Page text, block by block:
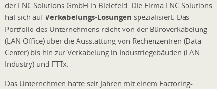
der LNC Solutions GmbH in Bielefeld. Die Firma LNC Solutions
hat sich aufVerkabelungs-Lösungen spezialisiert. Das
Portfolio des Unternehmens reicht von der Büroverkabelung
(LAN Office) über die Ausstattung von Rechenzentren (Data-
Center) bis hin zur Verkabelung in Industriegebäuden (LAN
Industry) und FTTx.
Das Unternehmen hatte seit Jahren mit einem Factoring-